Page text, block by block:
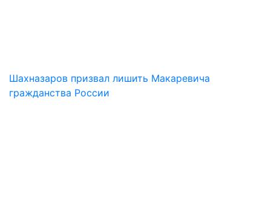
Шахназаров призвал лишить Макаревича
гражданства России